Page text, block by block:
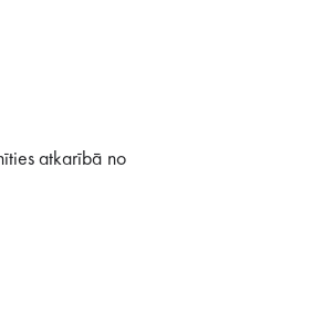
atkarībā no